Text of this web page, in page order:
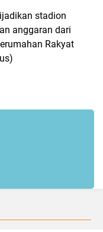
stadion
anggaran dari
Rakyat